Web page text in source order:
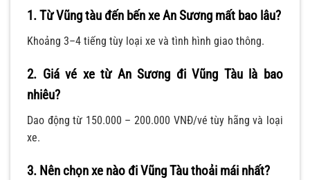
1. Từ Vũng tàu đến bến xe An Sương mất bao lâu?
Khoảng 3–4 tiếng tùy loại xe và tình hình giao thông.
2. Giá vé xe từ An Sương đi Vũng Tàu là bao
nhiêu?
Dao động từ 150.000 – 200.000 VNĐ/vé tùy hãng và loại
xe.
3. Nên chọn xe nào đi Vũng Tàu thoải mái nhất?